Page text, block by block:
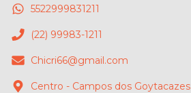
5522999831211
(22) 99983-1211
Chicri66@gmail.com
Centro - Campos dos Goytacazes